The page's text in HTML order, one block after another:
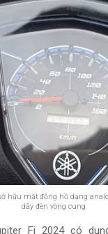
hữu mặt đồng hồ dạng
dãy đèn vòng cung
Fi 2024 có